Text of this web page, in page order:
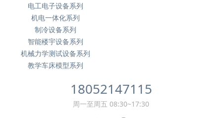
电工电子设备系列
机电一体化系列
制冷设备系列
智能楼宇设备系列
机械力学测试设备系列
教学车床模型系列
18052147115
周一至周五 08:30~17:30